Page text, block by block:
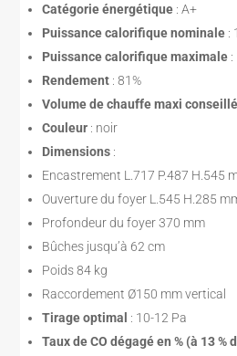
Catégorie énergétique : A+
Puissance calorifique nominale :
Puissance calorifique maximale :
Rendement : 81%
Volume de chauffe maxi conseillé
Couleur : noir
Dimensions :
Encastrement L.717 P.487 H.545
Ouverture du foyer L.545 H.285
Profondeur du foyer 370 mm
Bûches jusqu’à 62 cm
Poids 84 kg
Raccordement Ø150 mm vertical
Tirage optimal : 10-12 Pa
Taux de CO dégagé en % (à 13 %